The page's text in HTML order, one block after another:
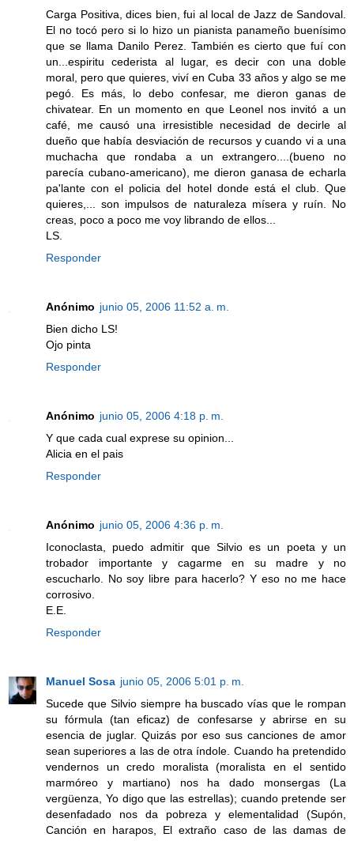
Carga Positiva, dices bien, fui al local de Jazz de Sandoval.
El no tocó pero si lo hizo un pianista panameño buenísimo
que se llama Danilo Perez. También es cierto que fuí con
un...espiritu cederista al lugar, es decir con una doble
moral, pero que quieres, viví en Cuba 33 años y algo se me
pegó. Es más, lo debo confesar, me dieron ganas de
chivatear. En un momento en que Leonel nos invitó a un
café, me causó una irresistible necesidad de decirle al
dueño que había desviación de recursos y cuando vi a una
muchacha que rondaba a un extrangero....(bueno no
parecía cubano-americano), me dieron ganasa de echarla
pa'lante con el policia del hotel donde está el club. Que
quieres,... son impulsos de naturaleza mísera y ruín. No
creas, poco a poco me voy librando de ellos...
LS.
Responder
Anónimo junio 05, 2006 11:52 a. m.
Bien dicho LS!
Ojo pinta
Responder
Anónimo junio 05, 2006 4:18 p. m.
Y que cada cual exprese su opinion...
Alicia en el pais
Responder
Anónimo junio 05, 2006 4:36 p. m.
Iconoclasta, puedo admitir que Silvio es un poeta y un
trobador importante y cagarme en su madre y no
escucharlo. No soy libre para hacerlo? Y eso no me hace
corrosivo.
E.E.
Responder
Manuel Sosa junio 05, 2006 5:01 p. m.
Sucede que Silvio siempre ha buscado vías que le rompan
su fórmula (tan eficaz) de confesarse y abrirse en su
esencia de juglar. Quizás por eso sus canciones de amor
sean superiores a las de otra índole. Cuando ha pretendido
vendernos un credo moralista (moralista en el sentido
marmóreo y martiano) nos ha dado monsergas (La
vergüenza, Yo digo que las estrellas); cuando pretende ser
desenfadado nos da pobreza y elementalidad (Supón,
Canción en harapos, El extraño caso de las damas de